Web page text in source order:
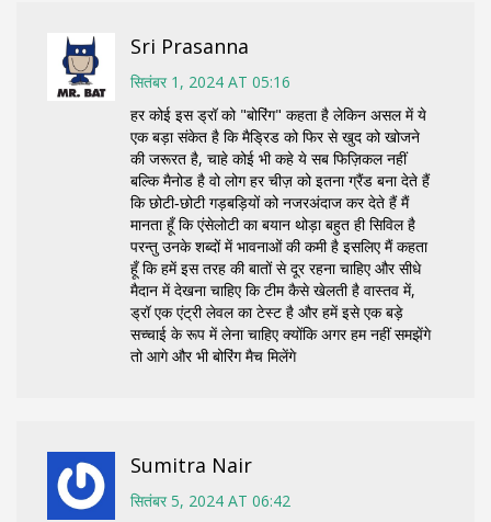
Sri Prasanna
सितंबर 1, 2024 AT 05:16
हर कोई इस ड्रॉ को "बोरिंग" कहता है लेकिन असल में ये
एक बड़ा संकेत है कि मैड्रिड को फिर से खुद को खोजने
की जरूरत है, चाहे कोई भी कहे ये सब फिज़िकल नहीं
बल्कि मैनोड है वो लोग हर चीज़ को इतना ग्रैंड बना देते हैं
कि छोटी‑छोटी गड़बड़ियों को नजरअंदाज कर देते हैं मैं
मानता हूँ कि एंसेलोटी का बयान थोड़ा बहुत ही सिविल है
परन्तु उनके शब्दों में भावनाओं की कमी है इसलिए मैं कहता
हूँ कि हमें इस तरह की बातों से दूर रहना चाहिए और सीधे
मैदान में देखना चाहिए कि टीम कैसे खेलती है वास्तव में,
ड्रॉ एक एंट्री लेवल का टेस्ट है और हमें इसे एक बड़े
सच्चाई के रूप में लेना चाहिए क्योंकि अगर हम नहीं समझेंगे
तो आगे और भी बोरिंग मैच मिलेंगे
Sumitra Nair
सितंबर 5, 2024 AT 06:42